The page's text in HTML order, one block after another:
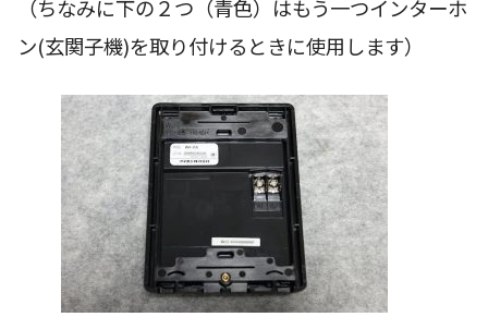
（ちなみに下の２つ（青色）はもう一つインターホ
ン(玄関子機)を取り付けるときに使用します）